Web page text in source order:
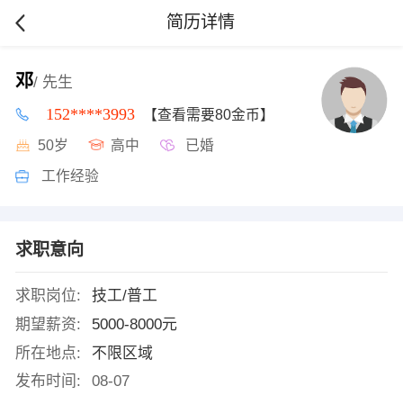
简历详情
邓/ 先生
152****3993 【查看需要80金币】
50岁 高中 已婚
工作经验
求职意向
求职岗位:
技工/普工
期望薪资:
5000-8000元
所在地点:
不限区域
发布时间:
08-07